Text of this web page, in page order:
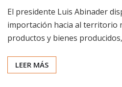
El presidente Luis Abinader
importación hacia al territorio
productos y bienes
LEER MÁS